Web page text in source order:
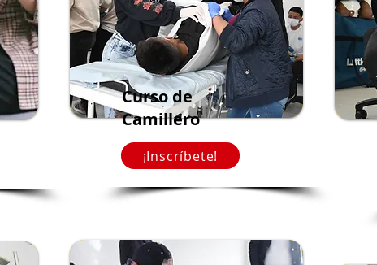
Curso de
Camillero
¡Inscríbete!